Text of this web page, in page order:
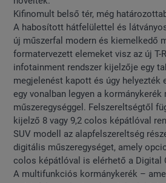
Kifinomult belső tér, még
A habosított hátfelülettel és
új műszerfal modern és kiemelkedő
formatervezett elemeket visz az új T-
infotainment rendszer kijelzője egy
megjelenést kapott és úgy helyezték
egy vonalban legyen a
műszeregységgel. Felszereltségtől
kijelző 8 vagy 9,2 colos képátlóval
SUV modell az alapfelszereltség
digitális műszeregységet, amely
colos képátlóval is elérhető a Digital
A multifunkciós kormánykerék –